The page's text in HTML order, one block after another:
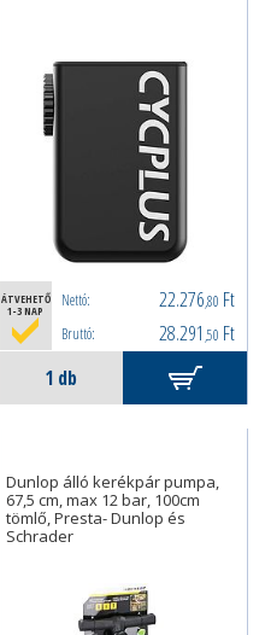
ÁTVEHETŐ
1-3 NAP
Nettó: 22.276,80 Ft
Bruttó: 28.291 ,50 Ft
Dunlop álló kerékpár pumpa,
67,5 cm, max 12 bar, 100cm
tömlő, Presta- Dunlop és
Schrader